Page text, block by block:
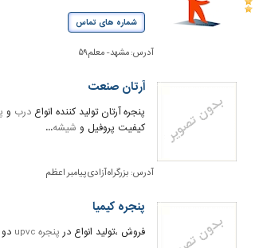
شماره های تماس
آدرس:مشهد- معلم۵۹
آرتان صنعت
پنجره آرتان تولید کننده انواع درب و
کیفیت پروفیل و شیشه...
آدرس: بزرگراه آزادی پیامبر اعظم
پنجره کیمیا
فروش ،تولید انواع در پنجره upvc